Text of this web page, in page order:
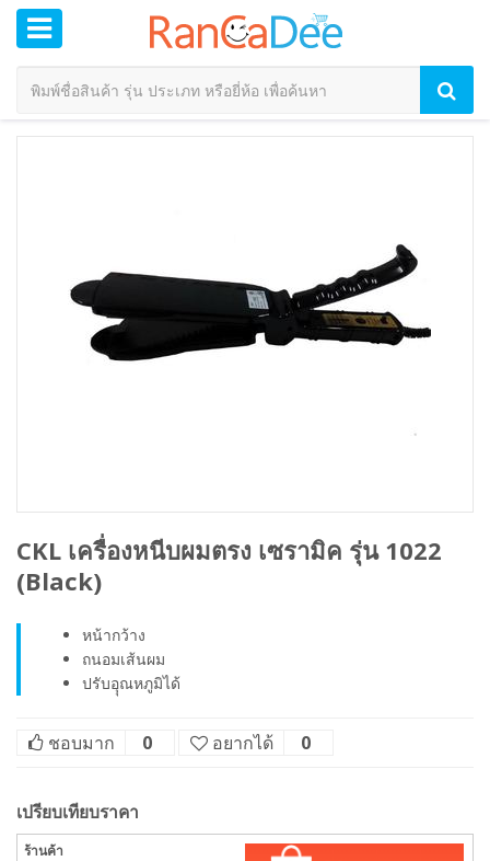
CKL เครื่องหนีบผมตรง เซรามิค รุ่น 1022
(Black)
หน้ากว้าง
ถนอมเส้นผม
ปรับอุุณหภูมิได้
ชอบมาก 0 อยากได้ 0
เปรียบเทียบราคา